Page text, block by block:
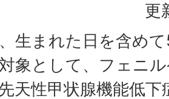
更
生まれた日を含め
象として、フェニ
天性甲状腺機能低